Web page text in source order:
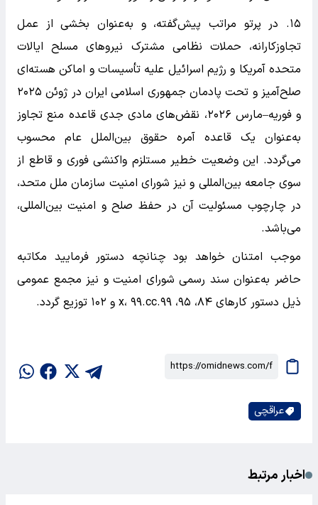
۱۵. در پرتو مراتب پیش‌گفته، و به‌عنوان بخشی از عمل
تجاوزکارانه، حملات نظامی مشترک نیرو‌های مسلح ایالات
متحده آمریکا و رژیم اسرائیل علیه تأسیسات و اماکن هسته‌ای
صلح‌آمیز و تحت پادمان جمهوری اسلامی ایران در ژوئن ۲۰۲۵
و فوریه–مارس ۲۰۲۶، نقض‌های مادی جدی قاعده منع تجاوز
به‌عنوان یک قاعده آمره حقوق بین‌الملل عام محسوب
می‌گردد. این وضعیت خطیر مستلزم واکنشی فوری و قاطع از
سوی جامعه بین‌المللی و نیز شورای امنیت سازمان ملل متحد،
در چارچوب مسئولیت آن در حفظ صلح و امنیت بین‌المللی،
می‌باشد.
موجب امتنان خواهد بود چنانچه دستور فرمایید مکاتبه
حاضر به‌عنوان سند رسمی شورای امنیت و نیز مجمع عمومی
ذیل دستور کار‌های ۸۴، ۹۵، ۹۹.x، ۹۹.cc و ۱۰۲ توزیع گردد.
عراقچی
اخبار مرتبط